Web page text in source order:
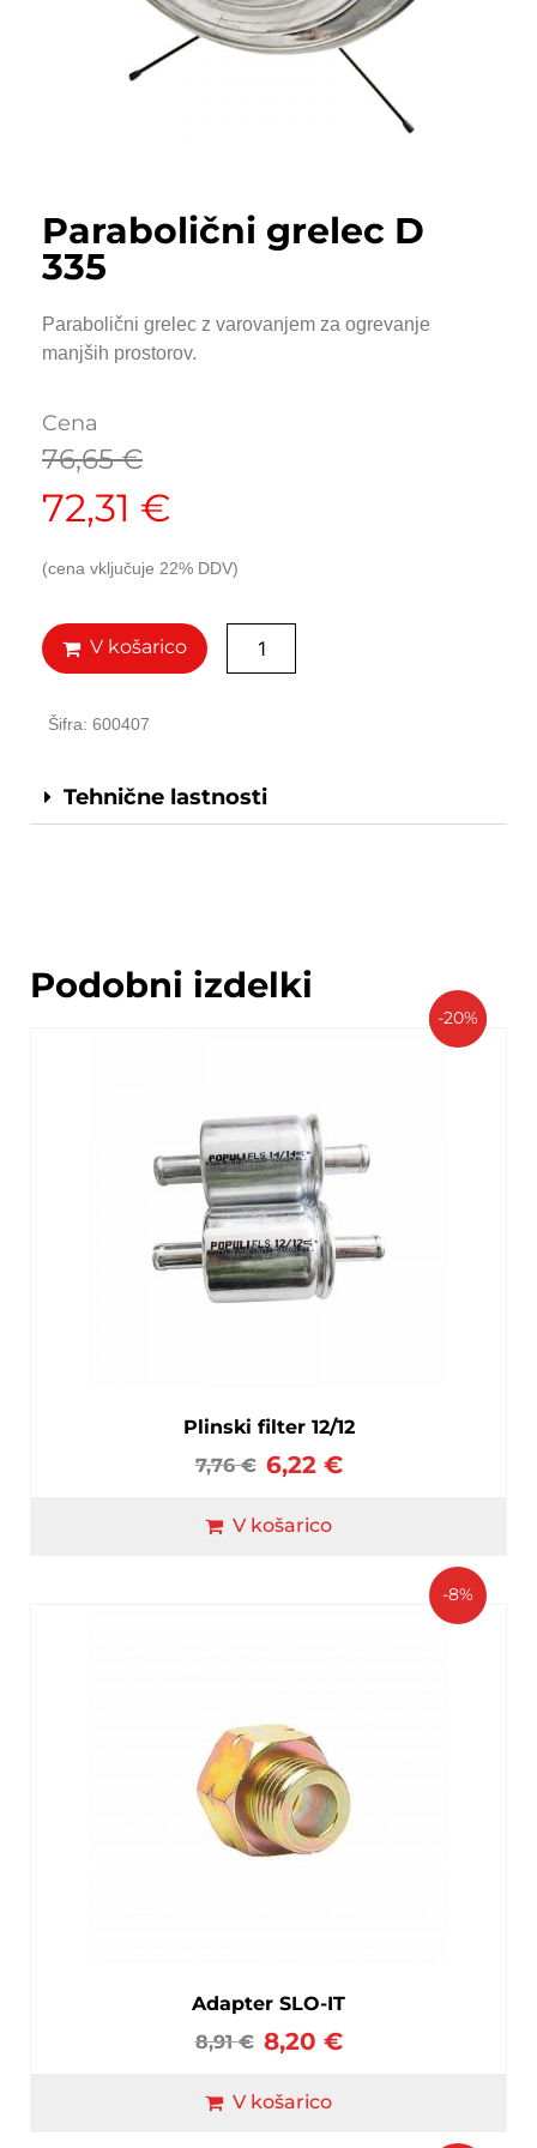
Parabolični grelec D
335
Parabolični grelec z varovanjem za ogrevanje
manjših prostorov.
Cena
76,65€
72,31 €
(cena vključuje 22% DDV)
V košarico
Šifra: 600407
Tehnične lastnosti
Podobni izdelki
-20%
Plinski filter 12/12
7,76€ 6,22€
V košarico
-8%
Adapter SLO-IT
8,91€ 8,20 €
V košarico